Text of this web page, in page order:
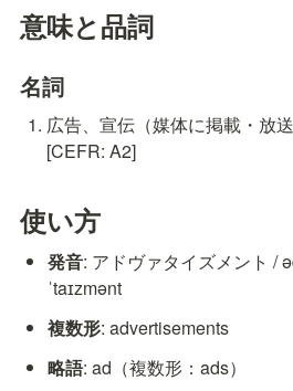
意味と品詞
名詞
広告、宣伝（媒体に掲載・放
[CEFR: A2]
使い方
発音: アドヴァタイズメント /
ˈtaɪzmənt
複数形: advertisements
略語: ad（複数形：ads）